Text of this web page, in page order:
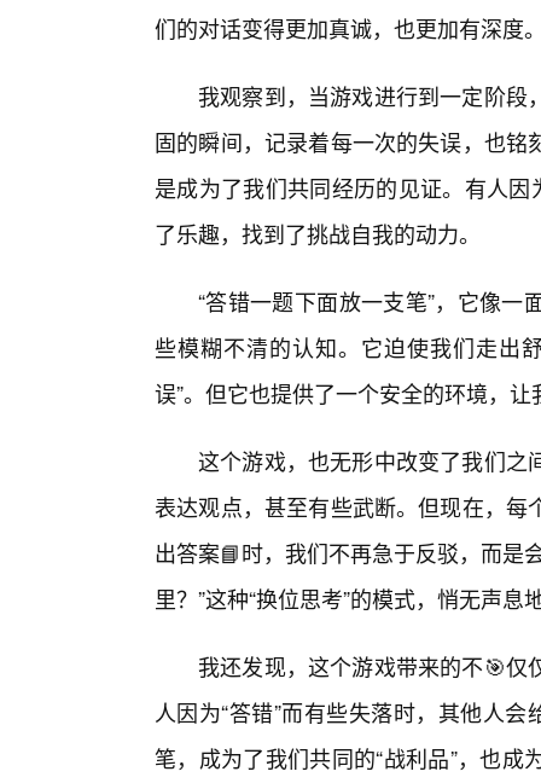
们的对话变得更加真诚，也更加有深度
我观察到，当游戏进行到一定阶
固的瞬间，记录着每一次的失误，也
是成为了我们共同经历的见证。有人
了乐趣，找到了挑战自我的动力。
“答错一题下面放一支笔”，它像
些模糊不清的认知。它迫使我们走出
误”。但它也提供了一个安全的环境，
这个游戏，也无形中改变了我们之
表达观点，甚至有些武断。但现在，
出答案📘时，我们不再急于反驳，而是
里？”这种“换位思考”的模式，悄无声息
我还发现，这个游戏带来的不🎯
人因为“答错”而有些失落时，其他人
笔，成为了我们共同的“战利品”，也